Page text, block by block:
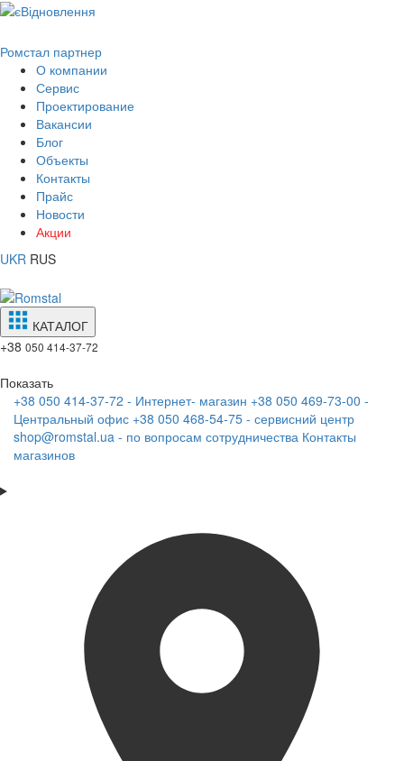
Ромстал партнер
О компании
Сервис
Проектирование
Вакансии
Блог
Объекты
Контакты
Прайс
Новости
Акции
UKR RUS
КАТАЛОГ
+38 050 414-37-72
Показать
+38 050 414-37-72 - Интернет- магазин +38 050 469-73-00 -
Центральный офис +38 050 468-54-75 - сервисний центр
shop@romstal.ua - по вопросам сотрудничества Контакты
магазинов